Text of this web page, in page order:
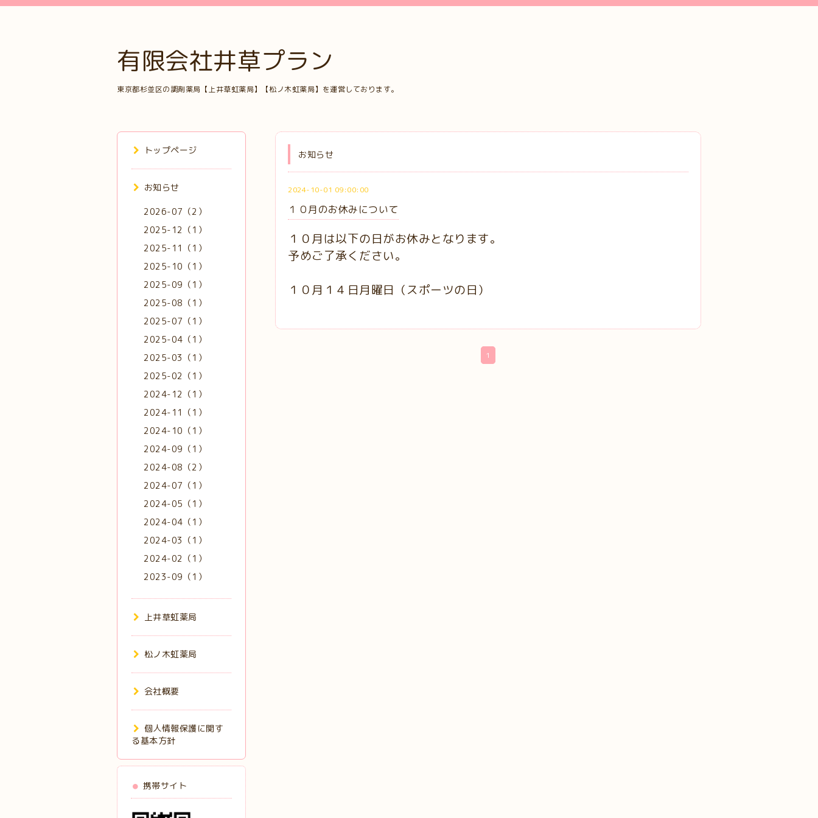
有限会社井草プラン
東京都杉並区の調剤薬局【上井草虹薬局】【松ノ木虹薬局】を運営しております。
お知らせ
2024-10-01 09:00:00
１０月のお休みについて
１０月は以下の日がお休みとなります。
予めご了承ください。
１０月１４日月曜日（スポーツの日）
1
トップページ
お知らせ
2026-07（2）
2025-12（1）
2025-11（1）
2025-10（1）
2025-09（1）
2025-08（1）
2025-07（1）
2025-04（1）
2025-03（1）
2025-02（1）
2024-12（1）
2024-11（1）
2024-10（1）
2024-09（1）
2024-08（2）
2024-07（1）
2024-05（1）
2024-04（1）
2024-03（1）
2024-02（1）
2023-09（1）
上井草虹薬局
松ノ木虹薬局
会社概要
個人情報保護に関す
る基本方針
携帯サイト